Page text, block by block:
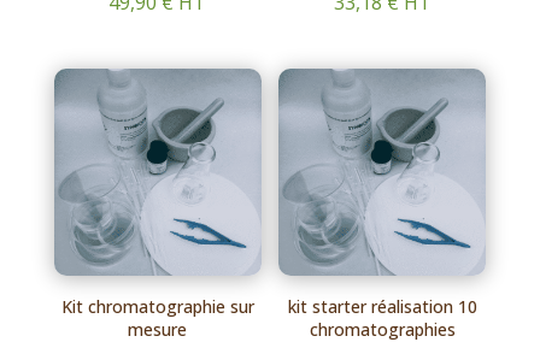
Kit chromatographie sur
mesure
kit starter réalisation 10
chromatographies